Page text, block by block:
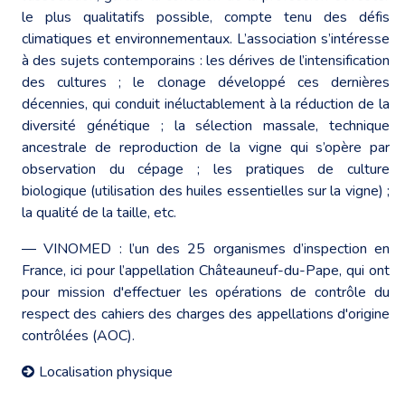
le plus qualitatifs possible, compte tenu des défis
climatiques et environnementaux. L’association s’intéresse
à des sujets contemporains : les dérives de l’intensification
des cultures ; le clonage développé ces dernières
décennies, qui conduit inéluctablement à la réduction de la
diversité génétique ; la sélection massale, technique
ancestrale de reproduction de la vigne qui s’opère par
observation du cépage ; les pratiques de culture
biologique (utilisation des huiles essentielles sur la vigne) ;
la qualité de la taille, etc.
― VINOMED : l’un des 25 organismes d’inspection en
France, ici pour l’appellation Châteauneuf-du-Pape, qui ont
pour mission d'effectuer les opérations de contrôle du
respect des cahiers des charges des appellations d'origine
contrôlées (AOC).
Localisation physique